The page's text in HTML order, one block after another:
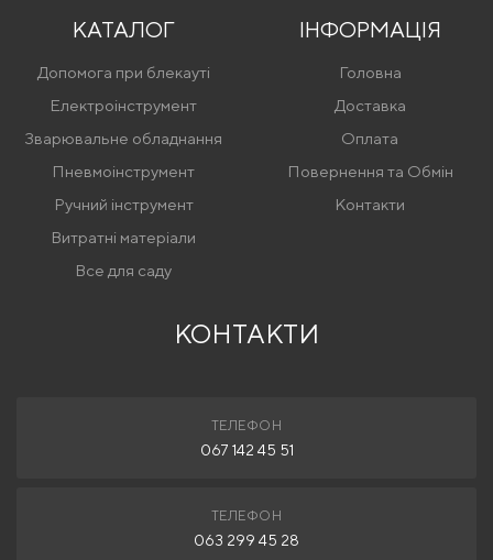
КАТАЛОГ
Допомога при блекауті
Електроінструмент
Зварювальне обладнання
Пневмоінструмент
Ручний інструмент
Витратні матеріали
Все для саду
ІНФОРМАЦІЯ
Головна
Доставка
Оплата
Повернення та Обмін
Контакти
КОНТАКТИ
ТЕЛЕФОН
067 142 45 51
ТЕЛЕФОН
063 299 45 28